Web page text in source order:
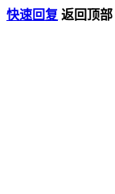
快速回复 返回顶部